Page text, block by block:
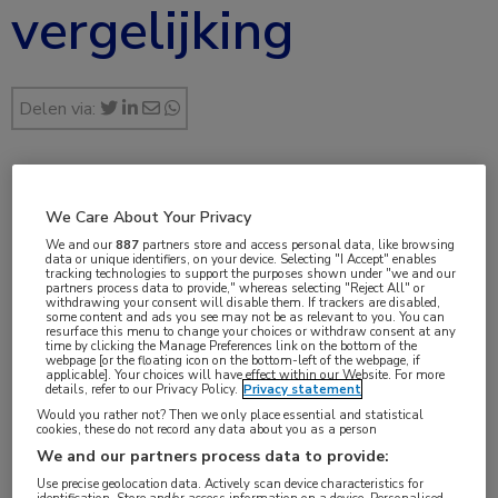
vergelijking
Delen via:
Dr. Sanne Claessens
Vakgebieden:
Hematologie
Aandachtsgebieden:
Lymfoom
We Care About Your Privacy
We and our887 partners store and access personal data, like browsing
data or unique identifiers, on your device. Selecting "I Accept" enables
tracking technologies to support the purposes shown under "we and our
partners process data to provide," whereas selecting "Reject All" or
withdrawing your consent will disable them. If trackers are disabled,
some content and ads you see may not be as relevant to you. You can
resurface this menu to change your choices or withdraw consent at any
time by clicking the Manage Preferences link on the bottom of the
webpage [or the floating icon on the bottom-left of the webpage, if
applicable]. Your choices will have effect within our Website. For more
details, refer to our Privacy Policy. Privacy statement
Would you rather not? Then we only place essential and statistical
cookies, these do not record any data about you as a person
We and our partners process data to provide:
Use precise geolocation data. Actively scan device characteristics for